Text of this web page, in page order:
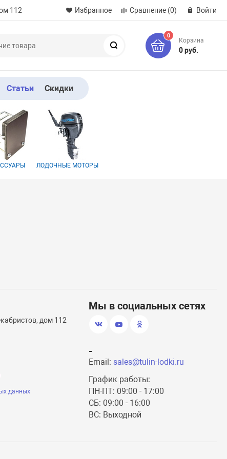
112 Избранное Сравнение (0) Войти
0
Корзина
0 руб.
Статьи Скидки
ЛОДОЧНЫЕ МОТОРЫ
дом 112
данных
Мы в социальных сетях
-
Email: sales@tulin-lodki.ru
График работы:
ПН-ПТ: 09:00 - 17:00
СБ: 09:00 - 16:00
ВС: Выходной